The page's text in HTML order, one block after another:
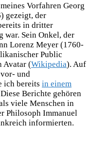
Vorfahren Georg
gezeigt, der
in dritter
war. Sein Onkel, der
Lorenz Meyer (1760-
Public
Avatar (Wikipedia). Auf
und
ich bereits in einem
Berichte gehören
viele Menschen in
Philosoph Immanuel
informierten.